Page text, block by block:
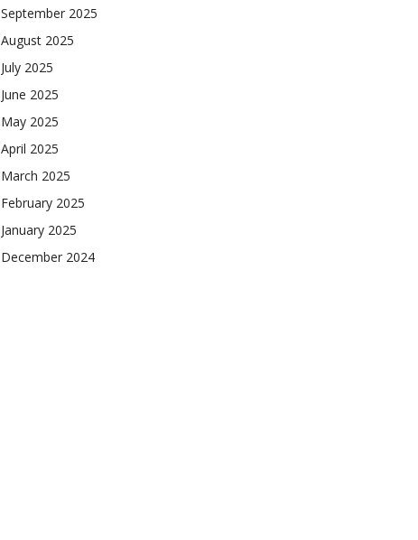
September 2025
August 2025
July 2025
June 2025
May 2025
April 2025
March 2025
February 2025
January 2025
December 2024